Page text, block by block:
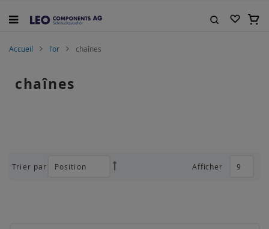
au
Mon
Accueil l'or chaînes
chaînes
Afficher
Trier par
Par